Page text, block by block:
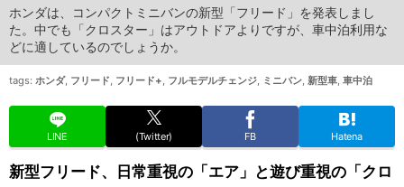
ホンダは、コンパクトミニバンの新型「フリード」を発表しまし
た。中でも「クロスター」はアウトドアよりですが、車中泊利用な
どに適しているのでしょうか。
tags: ホンダ, フリード, フリード+, フルモデルチェンジ, ミニバン, 新型車, 車中泊
LINE (Twitter) FB Hatena
新型フリード、日常重視の「エア」と遊び重視の「クロ